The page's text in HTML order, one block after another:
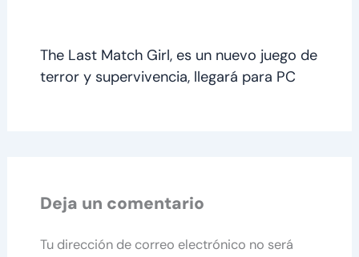
The Last Match Girl, es un nuevo juego de
terror y supervivencia, llegará para PC
Deja un comentario
Tu dirección de correo electrónico no será